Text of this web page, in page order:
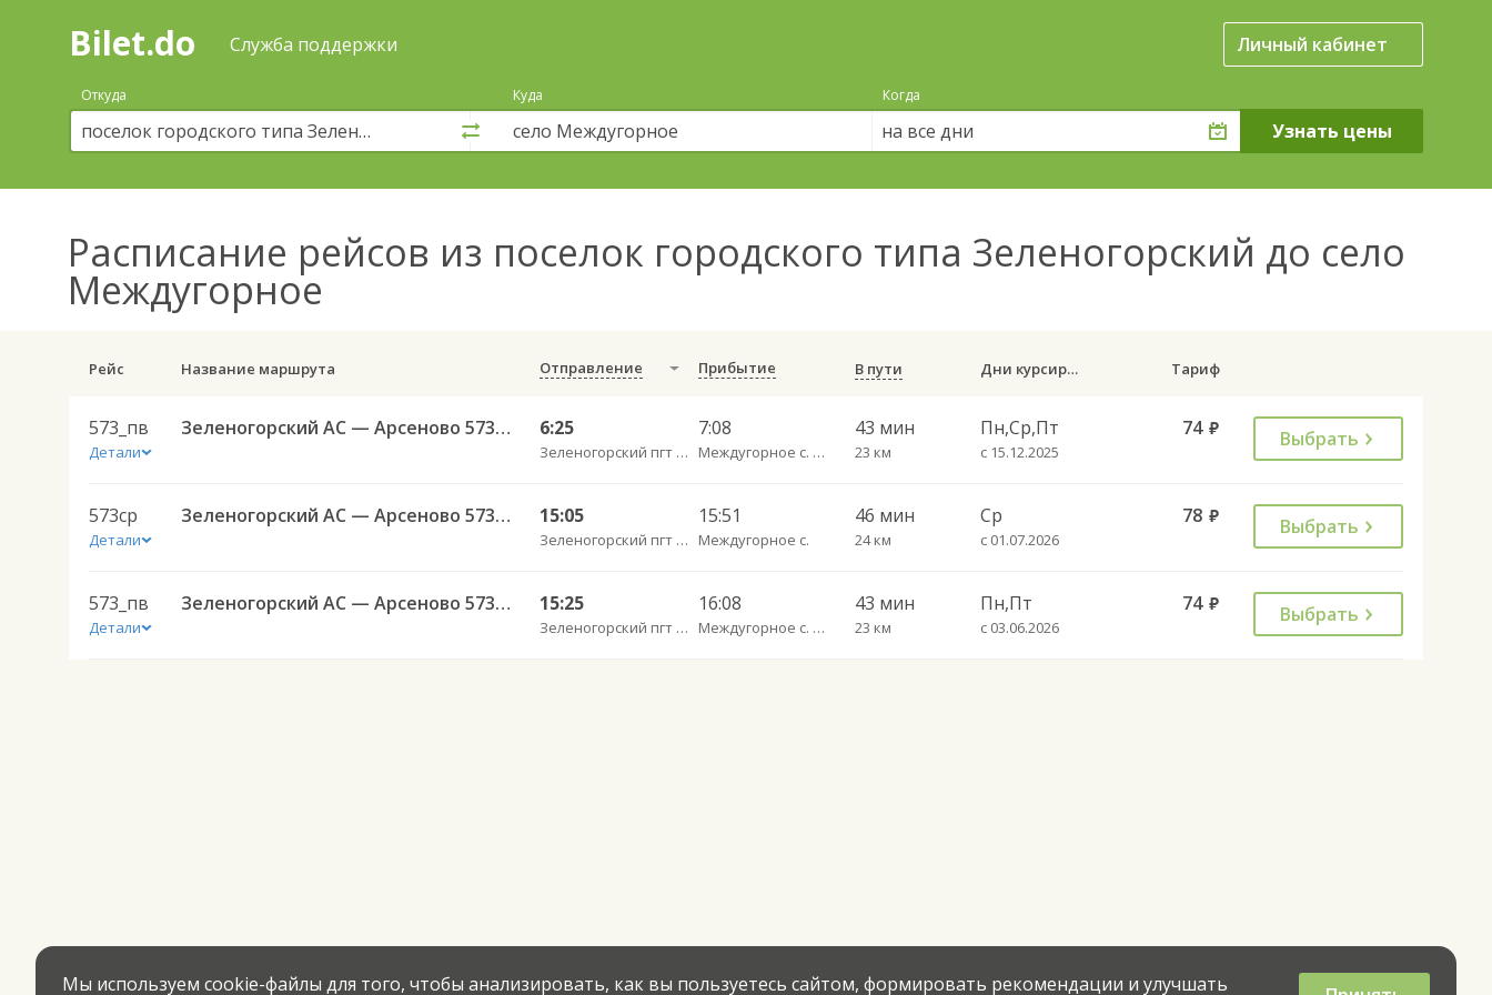
Поиск
покупка
билетов
автобус
онлайн
Bilet.do Служба поддержки Личный кабинет
Откуда Куда Когда
на все дни
Расписание рейсов из поселок городского типа Зеленогорский до село
Междугорное
Рейс Название маршрута Отправление Прибытие В пути Дни курсирования Тариф
573_пв
Детали
Зеленогорский АС — Арсеново 573_пв 6:25
Зеленогорский пгт АС
7:08
Междугорное с. (Междугорка) пов.
43 мин
23 км
Пн,Ср,Пт
с 15.12.2025
74 руб. Выбрать
573ср
Детали
Зеленогорский АС — Арсеново 573ср 15:05
Зеленогорский пгт АС
15:51
Междугорное с.
46 мин
24 км
Ср
с 01.07.2026
78 руб. Выбрать
573_пв
Детали
Зеленогорский АС — Арсеново 573_пв 15:25
Зеленогорский пгт АС
16:08
Междугорное с. (Междугорка) пов.
43 мин
23 км
Пн,Пт
с 03.06.2026
74 руб. Выбрать
Мы используем cookie-файлы для того, чтобы анализировать, как вы пользуетесь сайтом, формировать рекомендации и улучшать